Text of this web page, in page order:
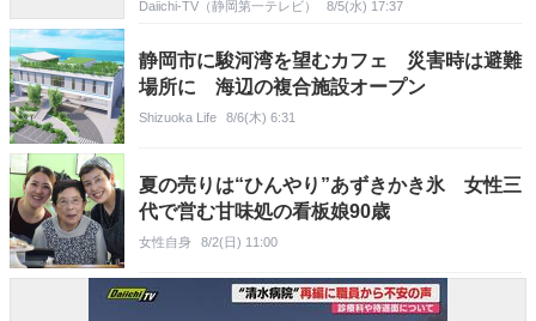
Daiichi-TV（静岡第一テレビ） 8/5(水) 17:37
静岡市に駿河湾を望むカフェ 災害時は避難
場所に 海辺の複合施設オープン
Shizuoka Life 8/6(木) 6:31
夏の売りは“ひんやり”あずきかき氷 女性三
代で営む甘味処の看板娘90歳
女性自身 8/2(日) 11:00